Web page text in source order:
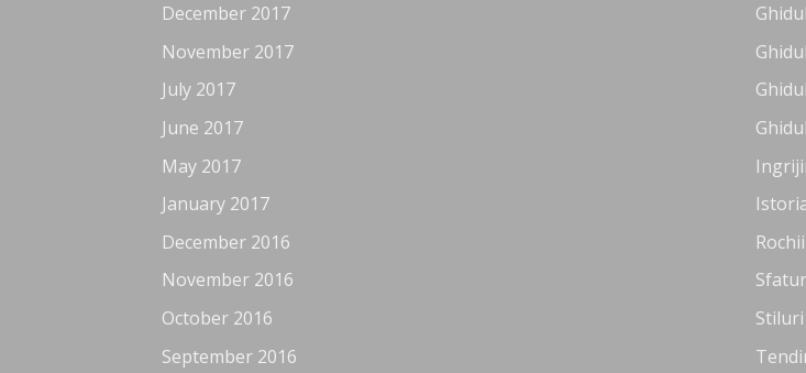
December 2017
November 2017
July 2017
June 2017
May 2017
January 2017
December 2016
November 2016
October 2016
September 2016